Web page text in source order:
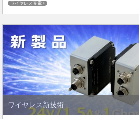
ワイヤレス充電
ワイヤレス新技術